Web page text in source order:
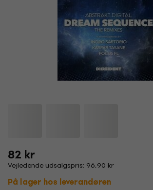
82 kr
Vejledende udsalgspris: 96,90 kr
På lager hos leverandøren